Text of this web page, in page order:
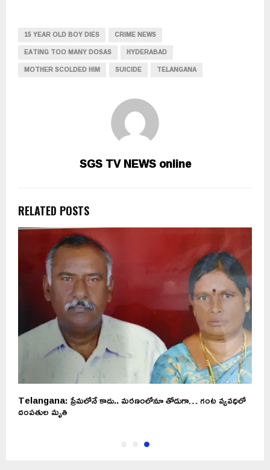
15 YEAR OLD BOY DIES
CRIME NEWS
EATING TOO MANY DOSAS
HYDERABAD
MOTHER SCOLDED HIM
SUICIDE TELANGANA
SGS TV NEWS online
RELATED POSTS
Telangana: ప్రేమలోనే కాదు.. మరణంలోనూ తోడుగా… గంట వ్యవధిలో
దంపతుల మృతి